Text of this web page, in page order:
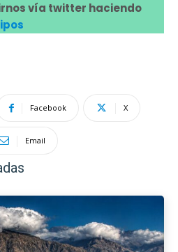
vía twitter haciendo
Facebook X
Email